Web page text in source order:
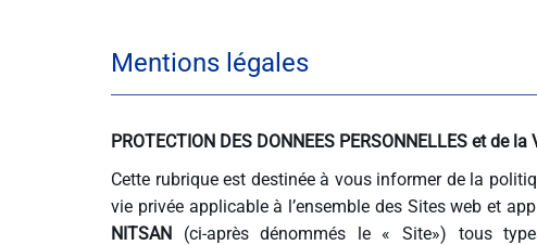
Programmes
Faire un don
Evènements
Mentions légales
PROTECTION DES DONNEES PERSONNELLES et de la
Cette rubrique est destinée à vous informer de la
vie privée applicable à l’ensemble des Sites web et
NITSAN (ci-après dénommés le « Site») tous